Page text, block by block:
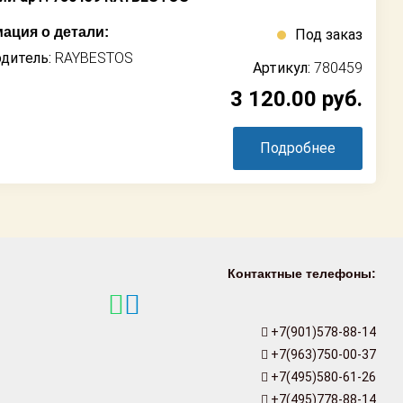
о детали:
RAYBESTOS
Под заказ
Артикул: 780459
3 120.00 руб.
Подробнее
Контактные телефоны:
+7(901)578-88-14
+7(963)750-00-37
+7(495)580-61-26
+7(495)778-88-14